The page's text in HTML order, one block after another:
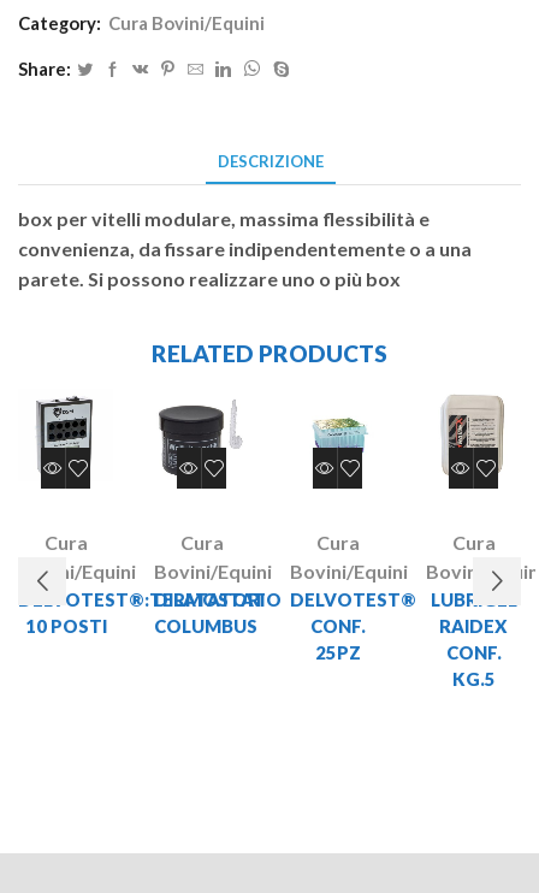
Category: Cura Bovini/Equini
Share:
DESCRIZIONE
box per vitelli modulare, massima flessibilità e
convenienza, da fissare indipendentemente o a una
parete. Si possono realizzare uno o più box
RELATED PRODUCTS
Cura
Bovini/Equini
DELVOTEST®:TERMOSTATO
10 POSTI
Cura
Bovini/Equini
DILATATORI
COLUMBUS
Cura
Bovini/Equini
DELVOTEST®
CONF.
25PZ
Cura
Bovini/
LUBRIGEL
RAIDEX
CONF.
KG.5